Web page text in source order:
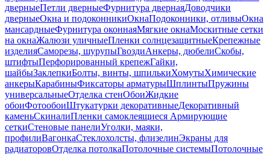
дверныеПетли дверныеФурнитура двернаяДоводчики
дверныеОкна и подоконникиОкнаПодоконники, отливыОкна
мансардныеФурнитура оконнаяМягкие окнаМоскитные сетки
на окнаЖалюзи уличныеПленки солнцезащитныеКрепежные
изделияСаморезы, шурупыГвоздиАнкеры, дюбелиСкобы,
штифтыПерфорированный крепежГайки,
шайбыЗаклепкиБолты, винты, шпилькиХомутыХимические
анкерыКарабиныФиксаторы арматурыШплинтыПружины
универсальныеОтделка стенОбоиЖидкие
обоиФотообоиШтукатурки декоративныеДекоративный
каменьСкиналиПленки самоклеящиеся Армирующие
сеткиСтеновые панелиУголки, маяки,
профилиВагонкаСтеклохолсты, флизелинЭкраны для
радиаторовОтделка потолкаПотолочные системыПотолочные